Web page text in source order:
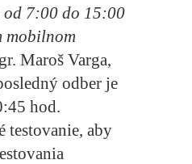
od 7:00 do 15:00
mobilnom
Maroš Varga,
odber je
hod.
testovanie, aby